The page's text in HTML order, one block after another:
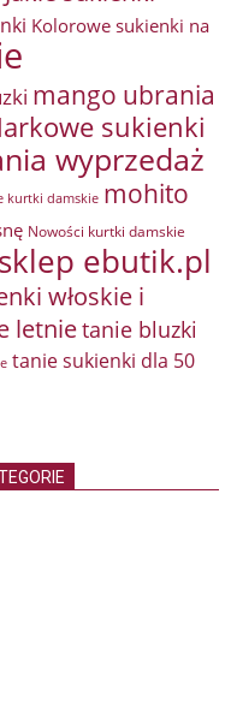
Kolorowe sukienki na
mango ubrania
sukienki
wyprzedaż
kurtki damskie mohito
Nowości kurtki damskie
sklep ebutik.pl
włoskie i
letnietanie bluzki
tanie sukienki dla 50